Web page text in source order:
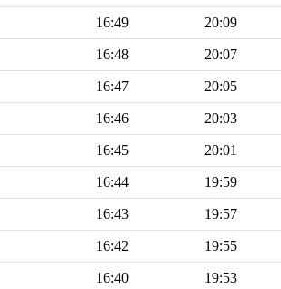
16:49 20:09
16:48 20:07
16:47 20:05
16:46 20:03
16:45 20:01
16:44 19:59
16:43 19:57
16:42 19:55
16:40 19:53